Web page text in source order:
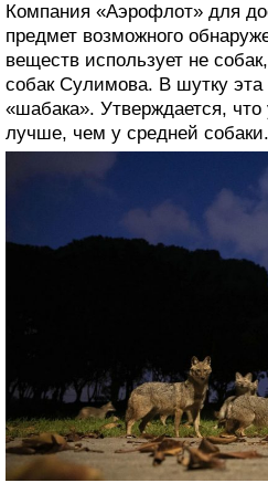
Компания «Аэрофлот» для
предмет возможного
веществ использует не
собак Сулимова. В шутку эта
«шабака». Утверждается,
лучше, чем у средней